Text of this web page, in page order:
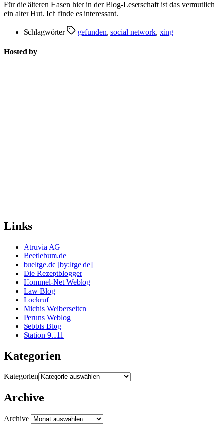
Für die älteren Hasen hier in der Blog-Leserschaft ist das vermutlich
ein alter Hut. Ich finde es interessant.
Schlagwörter gefunden, social network, xing
Hosted by
Links
Atruvia AG
Beetlebum.de
bueltge.de [by:ltge.de]
Die Rezeptblogger
Hommel-Net Weblog
Law Blog
Lockruf
Michis Weiberseiten
Peruns Weblog
Sebbis Blog
Station 9.111
Kategorien
Kategorien
Archive
Archive